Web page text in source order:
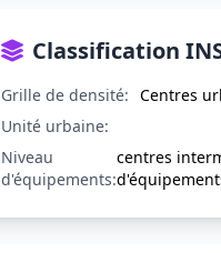
Classification
Grille de densité: Centres
Unité urbaine:
Niveau
d'équipements:
centres